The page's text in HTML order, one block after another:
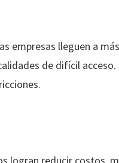
empresas lleguen a
de difícil
logran reducir costos,